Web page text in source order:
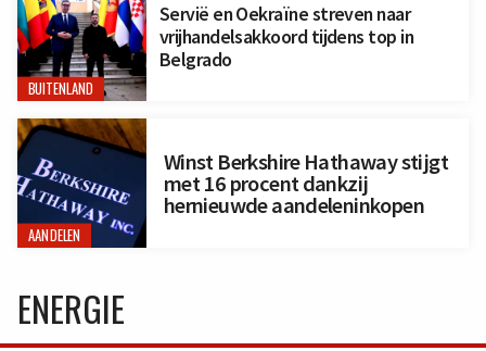
BUITENLAND
Servië en Oekraïne streven naar
vrijhandelsakkoord tijdens top in
Belgrado
AANDELEN
Winst Berkshire Hathaway stijgt
met 16 procent dankzij
hernieuwde aandeleninkopen
ENERGIE